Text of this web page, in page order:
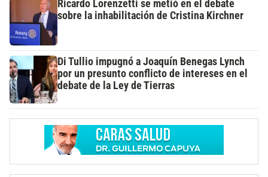
Ricardo Lorenzetti se metió en el debate
sobre la inhabilitación de Cristina Kirchner
Di Tullio impugnó a Joaquín Benegas Lynch
por un presunto conflicto de intereses en el
debate de la Ley de Tierras